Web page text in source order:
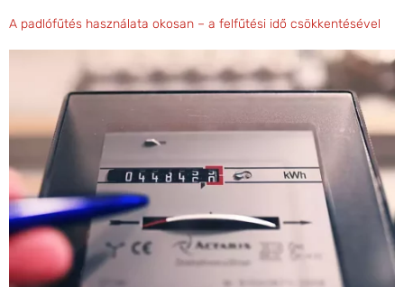
A padlófűtés használata okosan – a felfűtési idő csökkentésével